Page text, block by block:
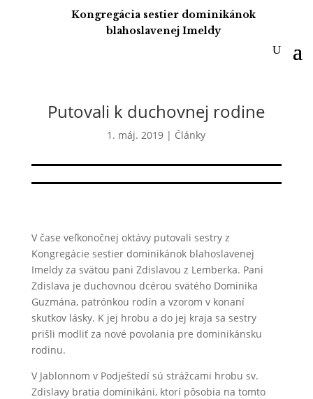
Kongregácia sestier dominikánok
blahoslavenej Imeldy
Putovali k duchovnej rodine
1. máj. 2019 | Články
V čase veľkonočnej oktávy putovali sestry z
Kongregácie sestier dominikánok blahoslavenej
Imeldy za svätou pani Zdislavou z Lemberka. Pani
Zdislava je duchovnou dcérou svätého Dominika
Guzmána, patrónkou rodín a vzorom v konaní
skutkov lásky. K jej hrobu a do jej kraja sa sestry
prišli modliť za nové povolania pre dominikánsku
rodinu.
V Jablonnom v Podještedí sú strážcami hrobu sv.
Zdislavy bratia dominikáni, ktorí pôsobia na tomto